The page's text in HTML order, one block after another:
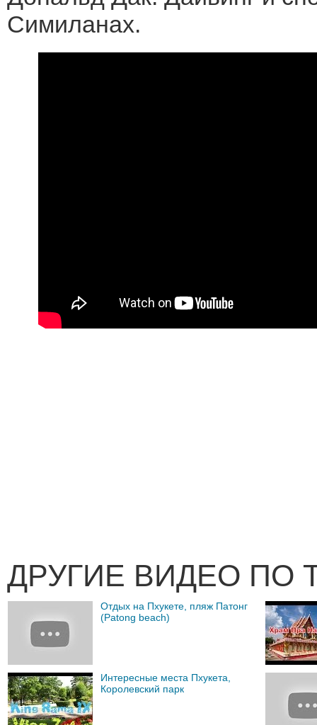
Симиланах.
ДРУГИЕ ВИДЕО ПО
Отдых на Пхукете, пляж Патонг
(Patong beach)
Интересные места Пхукета,
Королевский парк